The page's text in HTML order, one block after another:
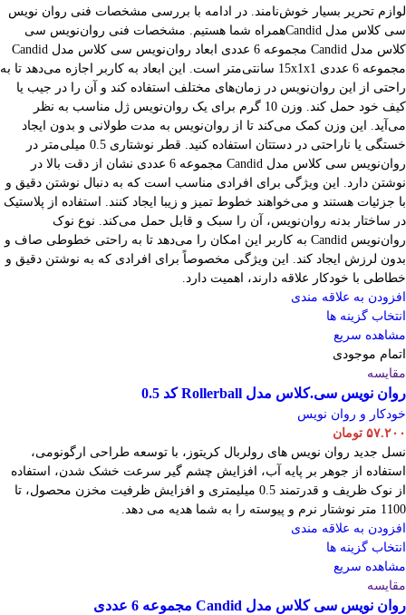
لوازم تحریر بسیار خوش‌نامند. در ادامه با بررسی مشخصات فنی روان نویس
سی کلاس مدل Candidهمراه شما هستیم. مشخصات فنی روان‌نویس سی
کلاس مدل Candid مجموعه 6 عددی ابعاد روان‌نویس سی کلاس مدل Candid
مجموعه 6 عددی 15x1x1 سانتی‌متر است. این ابعاد به کاربر اجازه می‌دهد تا به
راحتی از این روان‌نویس در زمان‌های مختلف استفاده کند و آن را در جیب یا
کیف خود حمل کند. وزن 10 گرم برای یک روان‌نویس ژل مناسب به نظر
می‌آید. این وزن کمک می‌کند تا از روان‌نویس به مدت طولانی و بدون ایجاد
خستگی یا ناراحتی در دستتان استفاده کنید. قطر نوشتاری 0.5 میلی‌متر در
روان‌نویس سی کلاس مدل Candid مجموعه 6 عددی نشان از دقت بالا در
نوشتن دارد. این ویژگی برای افرادی مناسب است که به دنبال نوشتن دقیق و
با جزئیات هستند و می‌خواهند خطوط تمیز و زیبا ایجاد کنند. استفاده از پلاستیک
در ساختار بدنه روان‌نویس، آن را سبک و قابل حمل می‌کند. نوع نوک
روان‌نویس Candid به کاربر این امکان را می‌دهد تا به راحتی خطوطی صاف و
بدون لرزش ایجاد کند. این ویژگی مخصوصاً برای افرادی که به نوشتن دقیق و
خطاطی با خودکار علاقه دارند، اهمیت دارد.
افزودن به علاقه مندی
انتخاب گزینه ها
مشاهده سریع
اتمام موجودی
مقایسه
روان نویس سی.کلاس مدل Rollerball کد 0.5
خودکار و روان نویس
۵۷.۲۰۰ تومان
نسل جدید روان نویس های رولربال کریتوز، با توسعه طراحی ارگونومی،
استفاده از جوهر بر پایه آب، افزایش چشم گیر سرعت خشک شدن، استفاده
از نوک ظریف و قدرتمند 0.5 میلیمتری و افزایش ظرفیت مخزن محصول، تا
1100 متر نوشتار نرم و پیوسته را به شما هدیه می دهد.
افزودن به علاقه مندی
انتخاب گزینه ها
مشاهده سریع
مقایسه
روان نویس سی کلاس مدل Candid مجموعه 6 عددی